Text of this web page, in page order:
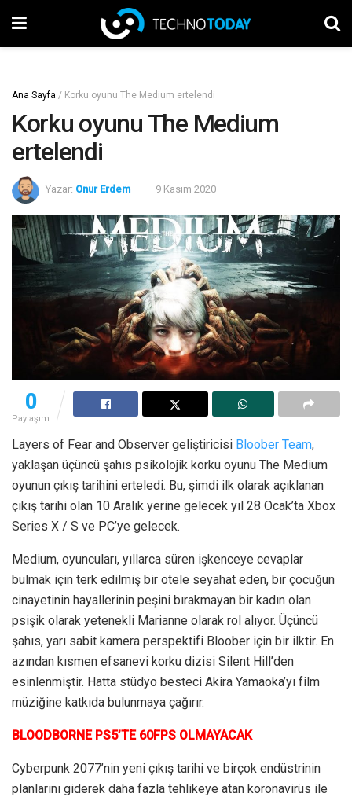
Ana Sayfa / Korku oyunu The Medium ertelendi
Korku oyunu The Medium
ertelendi
Yazar: Onur Erdem 9 Kasım 2020
0
Paylaşım
Layers of Fear and Observer geliştiricisi Bloober Team,
yaklaşan üçüncü şahıs psikolojik korku oyunu The Medium
oyunun çıkış tarihini erteledi. Bu, şimdi ilk olarak açıklanan
çıkış tarihi olan 10 Aralık yerine gelecek yıl 28 Ocak’ta Xbox
Series X / S ve PC’ye gelecek.
Medium, oyuncuları, yıllarca süren işkenceye cevaplar
bulmak için terk edilmiş bir otele seyahat eden, bir çocuğun
cinayetinin hayallerinin peşini bırakmayan bir kadın olan
psişik olarak yetenekli Marianne olarak rol alıyor. Üçüncü
şahıs, yarı sabit kamera perspektifi Bloober için bir ilktir. En
azından kısmen efsanevi korku dizisi Silent Hill’den
esinlenmiştir. Hatta stüdyo besteci Akira Yamaoka’yı film
müziğine katkıda bulunmaya çağırır.
BLOODBORNE PS5’TE 60FPS OLMAYACAK
Cyberpunk 2077’nin yeni çıkış tarihi ve birçok endüstrinin
planlarını giderek daha fazla tehlikeye atan koronavirüs ile